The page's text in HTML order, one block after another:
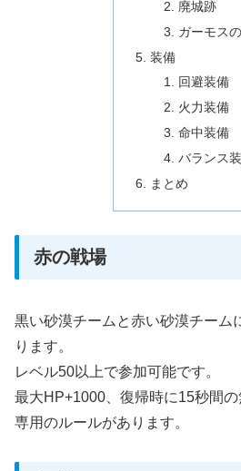
廃城跡
ガーモス
装備
回避装備
火力装備
命中装備
バランス
まとめ
赤の戦場
黒い砂漠チームと赤い砂漠チーム
ります。
レベル50以上で参加可能です。
最大HP+1000、復帰時に15秒間
専用のルールがあります。